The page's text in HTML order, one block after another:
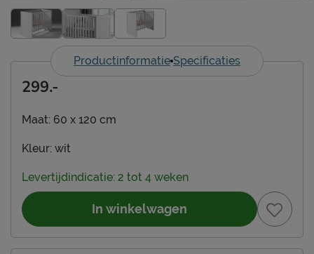
Productinformatie Specificaties
Maat: 60 x 120 cm
Kleur: wit
299.-
Levertijdindicatie: 2 tot 4 weken
In winkelwagen